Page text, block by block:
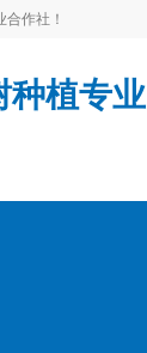
作社！
种植专业